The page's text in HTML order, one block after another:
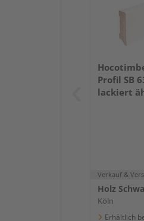
Profil SB
lackiert
Verkauf &
Holz
Köln
Erhältlich